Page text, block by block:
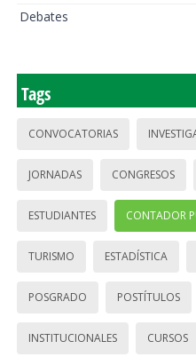
Debates
Tags
CONVOCATORIAS
JORNADAS CONGRESOS
ESTUDIANTES CONTADOR
TURISMO ESTADÍSTICA
POSGRADO POSTÍTULOS
INSTITUCIONALES CURSOS